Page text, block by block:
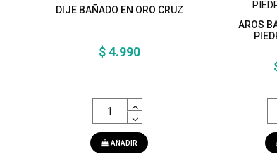
DIJE BAÑADO EN ORO CRUZ
$ 4.990
AÑADIR
AROS